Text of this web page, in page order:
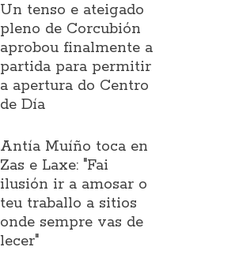
Un tenso e ateigado
pleno de Corcubión
aprobou finalmente a
partida para permitir
a apertura do Centro
de Día
Antía Muíño toca en
Zas e Laxe: "Fai
ilusión ir a amosar o
teu traballo a sitios
onde sempre vas de
lecer"